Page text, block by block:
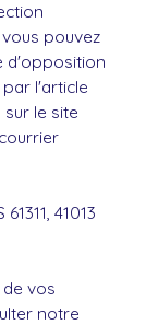
pouvez
d'opposition
l'article
le site
41013
vos
notre